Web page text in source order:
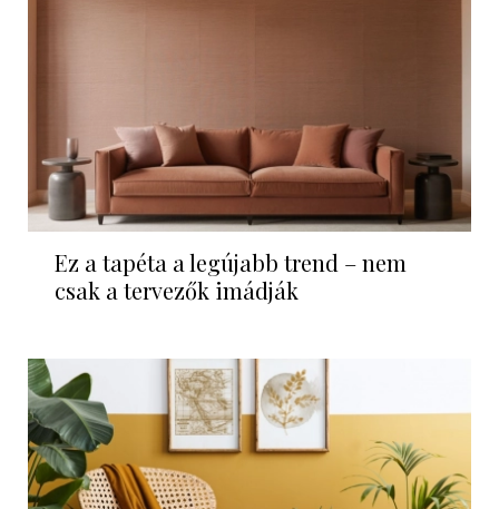
Ez a tapéta a legújabb trend – nem
csak a tervezők imádják